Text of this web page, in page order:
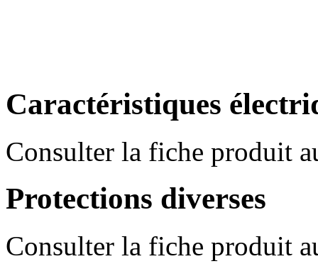
Caractéristiques
Consulter la fiche produit
Protections diverses
Consulter la fiche produit